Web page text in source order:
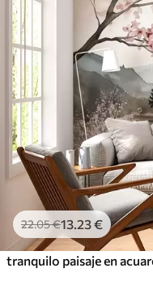
22.05€13 .23€